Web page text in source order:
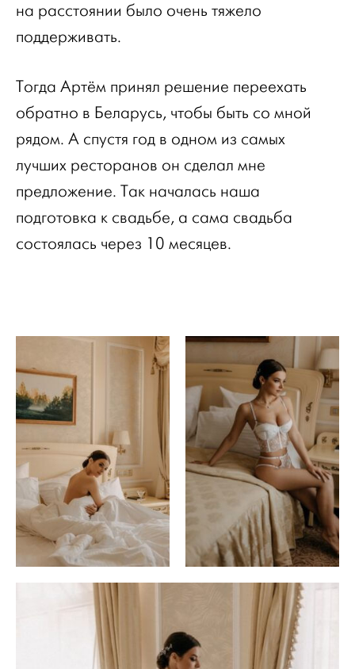
на расстоянии было очень тяжело
поддерживать.
Тогда Артём принял решение переехать
обратно в Беларусь, чтобы быть со мной
рядом. А спустя год в одном из самых
лучших ресторанов он сделал мне
предложение. Так началась наша
подготовка к свадьбе, а сама свадьба
состоялась через 10 месяцев.